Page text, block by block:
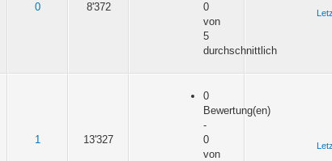
0 8'372
0
von
5
durchschnittlich
1 13'327
0
Bewertung(en)
-
0
von